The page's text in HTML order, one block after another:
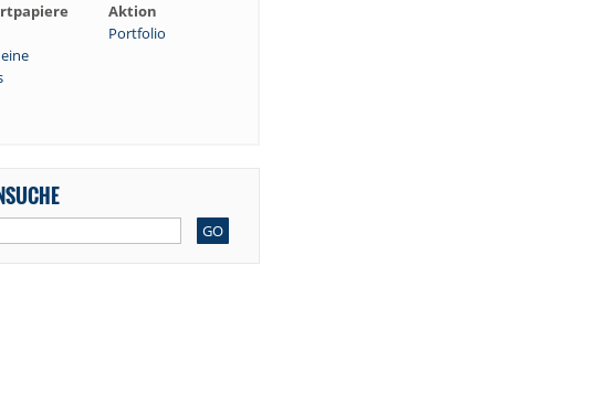
Aktion
Portfolio
GO